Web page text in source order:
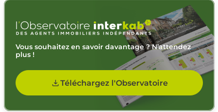
Vous souhaitez en savoir davantage ? N’attendez
plus !
Téléchargez l'Observatoire